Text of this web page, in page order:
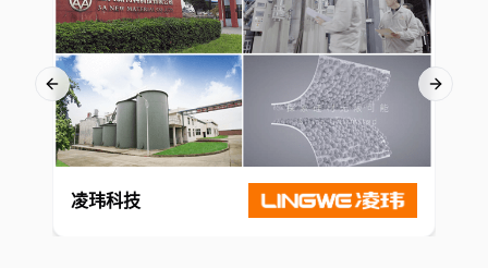
凌玮科技
Previous slide Next